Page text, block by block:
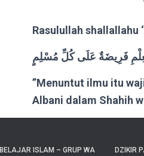
Rasulullah shallallahu
فَرِيضَةٌ عَلَى كُلِّ مُسْلِمٍ
”Menuntut ilmu itu
Albani dalam Shahih
BELAJAR ISLAM – GRUP WA DZIKIR